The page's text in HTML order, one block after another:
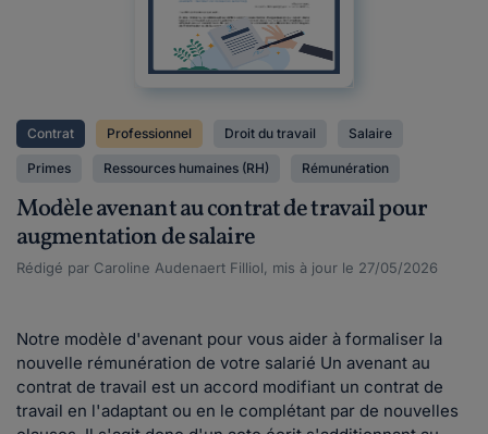
Contrat Professionnel Droit du travail Salaire
Primes Ressources humaines (RH) Rémunération
Modèle avenant au contrat de travail pour
augmentation de salaire
Rédigé par Caroline Audenaert Filliol, mis à jour le 27/05/2026
Notre modèle d'avenant pour vous aider à formaliser la
nouvelle rémunération de votre salarié Un avenant au
contrat de travail est un accord modifiant un contrat de
travail en l'adaptant ou en le complétant par de nouvelles